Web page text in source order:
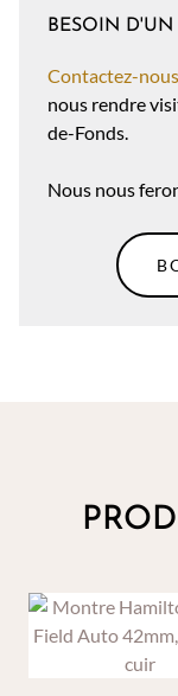
BESOIN
Contactez-
nous rendre
de-Fonds.
Nous nous